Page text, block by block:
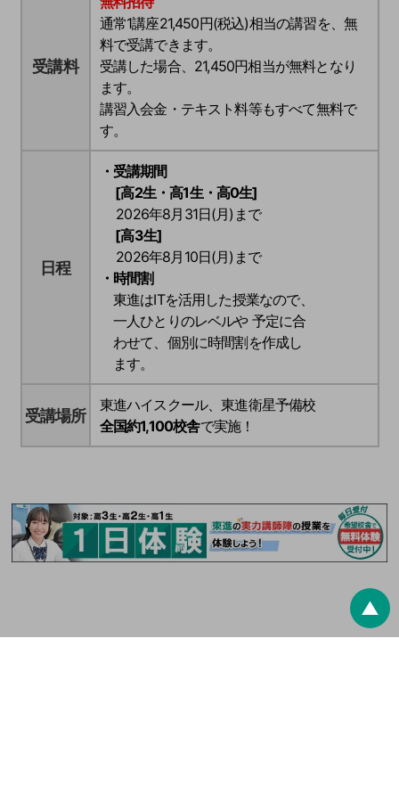
▲
受講料
通常1講座21,450円(税込)相当の講習を、無
料で受講できます。
受講した場合、 21,450円相当が無料となり
ます。
講習入会金・テキスト料等もすべて無料で
す。
日程
・受講期間
[高2生・高1生・高0生]
2026年8月31日(月)まで
[高3生]
2026年8月10日(月)まで
・時間割
東進はITを活用した授業なので、
一人ひとりのレベルや 予定に合
わせて、個別に時間割を作成し
ます。
受講場所
東進ハイスクール、東進衛星予備校
全国約1,100校舎で実施！